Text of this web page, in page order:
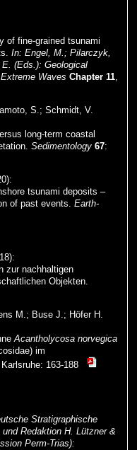
of fine-grained tsunami
In: Engel, M.; Pilarczyk,
(Eds.): Geological
Waves Chapter 11,
S.; Schmidt, V.
long-term coastal
Sedimentology 67:
tsunami deposits –
of past events. Earth-
zur nachhaltigen
Objekten.
M.; Buse J.; Höfer H.
Acantholycosa norvegica
im
163-188
Stratigraphische
Redaktion H. Lützner &
Perm-Trias):